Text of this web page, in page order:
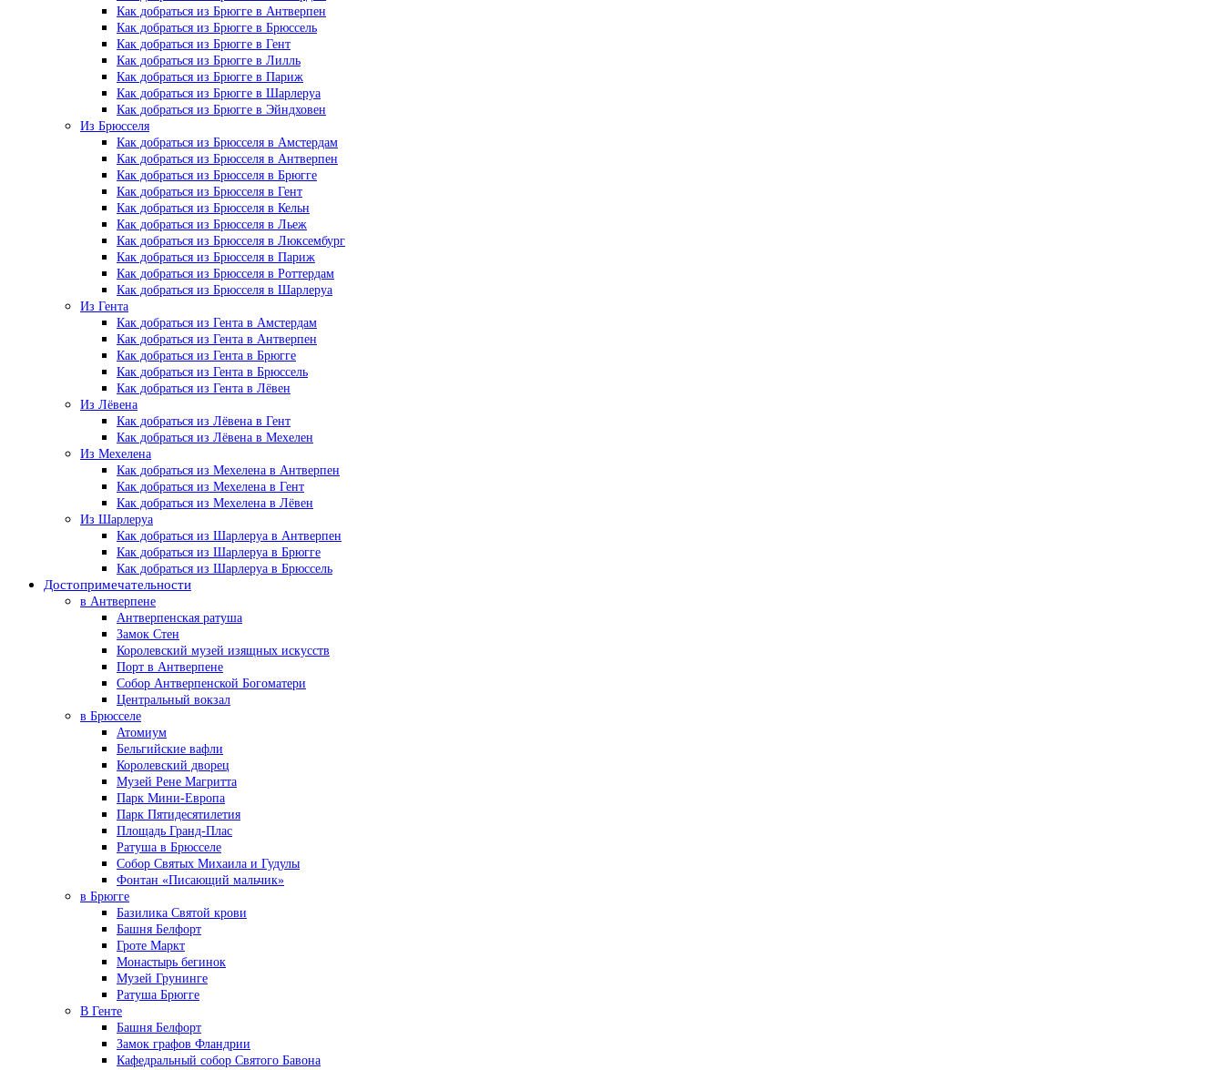
Как добраться из Брюгге в Антверпен
Как добраться из Брюгге в Брюссель
Как добраться из Брюгге в Гент
Как добраться из Брюгге в Лилль
Как добраться из Брюгге в Париж
Как добраться из Брюгге в Шарлеруа
Как добраться из Брюгге в Эйндховен
Из Брюсселя
Как добраться из Брюсселя в Амстердам
Как добраться из Брюсселя в Антверпен
Как добраться из Брюсселя в Брюгге
Как добраться из Брюсселя в Гент
Как добраться из Брюсселя в Кельн
Как добраться из Брюсселя в Льеж
Как добраться из Брюсселя в Люксембург
Как добраться из Брюсселя в Париж
Как добраться из Брюсселя в Роттердам
Как добраться из Брюсселя в Шарлеруа
Из Гента
Как добраться из Гента в Амстердам
Как добраться из Гента в Антверпен
Как добраться из Гента в Брюгге
Как добраться из Гента в Брюссель
Как добраться из Гента в Лёвен
Из Лёвена
Как добраться из Лёвена в Гент
Как добраться из Лёвена в Мехелен
Из Мехелена
Как добраться из Мехелена в Антверпен
Как добраться из Мехелена в Гент
Как добраться из Мехелена в Лёвен
Из Шарлеруа
Как добраться из Шарлеруа в Антверпен
Как добраться из Шарлеруа в Брюгге
Как добраться из Шарлеруа в Брюссель
Достопримечательности
в Антверпене
Антверпенская ратуша
Замок Стен
Королевский музей изящных искусств
Порт в Антверпене
Собор Антверпенской Богоматери
Центральный вокзал
в Брюсселе
Атомиум
Бельгийские вафли
Королевский дворец
Музей Рене Магритта
Парк Мини-Европа
Парк Пятидесятилетия
Площадь Гранд-Плас
Ратуша в Брюсселе
Собор Святых Михаила и Гудулы
Фонтан «Писающий мальчик»
в Брюгге
Базилика Святой крови
Башня Белфорт
Гроте Маркт
Монастырь бегинок
Музей Грунинге
Ратуша Брюгге
В Генте
Башня Белфорт
Замок графов Фландрии
Кафедральный собор Святого Бавона